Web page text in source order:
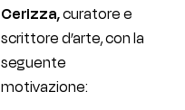
Cerizza,curatore e
scrittore d’arte, con la
seguente
motivazione: